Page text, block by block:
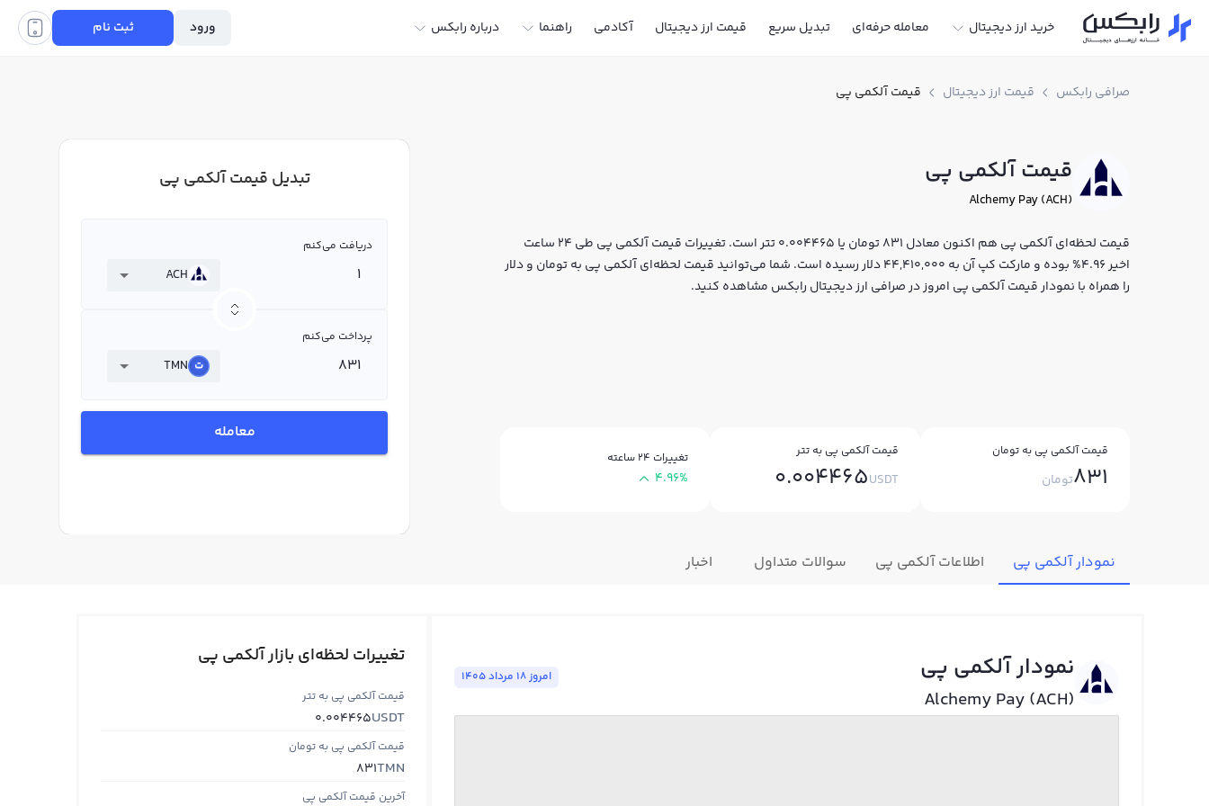
خرید ارز دیجیتال معامله حرفه‌ای تبدیل سریع قیمت ارز دیجیتال آکادمی راهنما درباره رابکس ورود ثبت نام
صرافی رابکس قیمت ارز دیجیتال قیمت آلکمی پی
قیمت آلکمی پی
Alchemy Pay (ACH)
قیمت لحظه‌ای آلکمی پی هم اکنون معادل 831 تومان یا 0.004465 تتر است. تغییرات قیمت آلکمی پی طی 24 ساعت
اخیر 4.96% بوده و مارکت کپ آن به 44,410,000 دلار رسیده است. شما می‌توانید قیمت لحظه‌ای آلکمی پی به تومان و دلار
را همراه با نمودار قیمت آلکمی پی امروز در صرافی ارز دیجیتال رابکس مشاهده کنید.
قیمت آلکمی پی به تومان
831تومان
قیمت آلکمی پی به تتر
0.004465USDT
تغییرات ۲۴ ساعته
4.96%
تبدیل قیمت آلکمی پی
دریافت می‌کنم
ACH
پرداخت می‌کنم
TMN
معامله
نمودار آلکمی پی اطلاعات آلکمی پی سوالات متداول اخبار
نمودار آلکمی پی
Alchemy Pay (ACH)
امروز ١٨ مرداد ١٤٠٥
تغییرات لحظه‌ای بازار آلکمی پی
قیمت آلکمی پی به تتر
USDT
0.004465
قیمت آلکمی پی به تومان
TMN
831
آخرین قیمت آلکمی پی